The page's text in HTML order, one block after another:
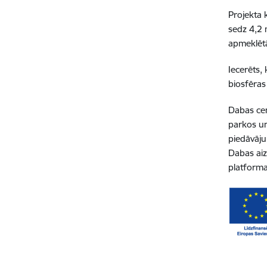
Projekta
sedz 4,2
Iecerēts,
Dabas
parkos
Dabas